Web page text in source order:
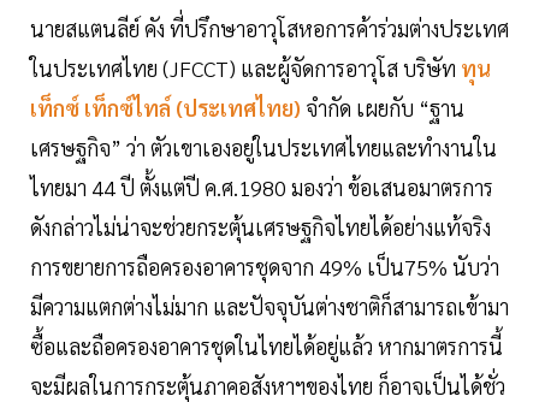
นายสแตนลีย์ คัง ที่ปรึกษาอาวุโสหอการค้าร่วมต่างประเทศ
ในประเทศไทย (JFCCT) และผู้จัดการอาวุโส บริษัท ทุน
เท็กซ์ เท็กซ์ไทล์ (ประเทศไทย) จำกัด เผยกับ “ฐาน
เศรษฐกิจ” ว่า ตัวเขาเองอยู่ในประเทศไทยและทำงานใน
ไทยมา 44 ปี ตั้งแต่ปี ค.ศ.1980 มองว่า ข้อเสนอมาตรการ
ดังกล่าวไม่น่าจะช่วยกระตุ้นเศรษฐกิจไทยได้อย่างแท้จริง
การขยายการถือครองอาคารชุดจาก 49% เป็น75% นับว่า
มีความแตกต่างไม่มาก และปัจจุบันต่างชาติก็สามารถเข้ามา
ซื้อและถือครองอาคารชุดในไทยได้อยู่แล้ว หากมาตรการนี้
จะมีผลในการกระตุ้นภาคอสังหาฯของไทย ก็อาจเป็นได้ชั่ว